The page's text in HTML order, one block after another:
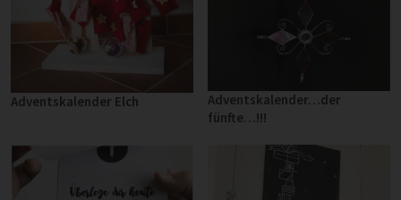
Adventskalender Elch
Adventskalender…der
fünfte…!!!